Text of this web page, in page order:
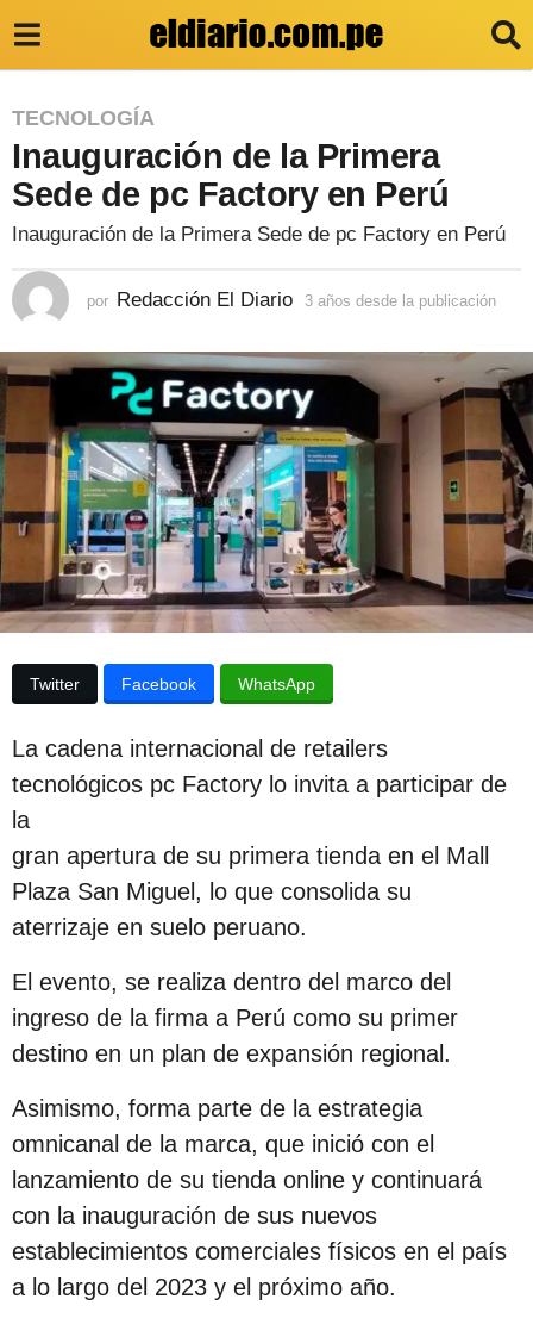
3
a
ñ
o
d
s
e
a
p
u
b
a
c
i
ó
n
3
a
ñ
o
d
e
s
d
e
l
TECNOLOGÍA
Inauguración de la Primera
Sede de pc Factory en Perú
Inauguración de la Primera Sede de pc Factory en Perú
por Redacción El Diario 3 años desde la publicación
o
s
s
d
l
b
ó
n
Twitter Facebook WhatsApp
La cadena internacional de retailers
tecnológicos pc Factory lo invita a participar de
la
gran apertura de su primera tienda en el Mall
Plaza San Miguel, lo que consolida su
aterrizaje en suelo peruano.
El evento, se realiza dentro del marco del
ingreso de la firma a Perú como su primer
destino en un plan de expansión regional.
Asimismo, forma parte de la estrategia
omnicanal de la marca, que inició con el
lanzamiento de su tienda online y continuará
con la inauguración de sus nuevos
establecimientos comerciales físicos en el país
a lo largo del 2023 y el próximo año.